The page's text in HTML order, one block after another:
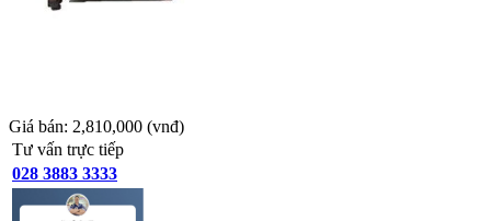
Giá bán: 2,810,000 (vnđ)
Tư vấn trực tiếp
028 3883 3333